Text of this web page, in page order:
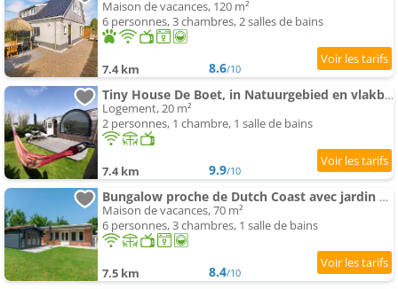
Maison de vacances, 120 m²
6 personnes, 3 chambres, 2 salles de bains
7.4 km 8.6/10
Tiny House De Boet, in Natuurgebied en vlakbij het Strand
Logement, 20 m²
2 personnes, 1 chambre, 1 salle de bains
7.4 km 9.9/10
Bungalow proche de Dutch Coast avec jardin privé
Maison de vacances, 70 m²
6 personnes, 3 chambres, 1 salle de bains
7.5 km 8.4/10